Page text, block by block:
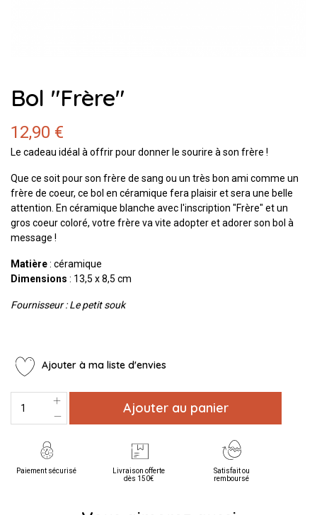
Bol "Frère"
12,90 €
Le cadeau idéal à offrir pour donner le sourire à son frère !
Que ce soit pour son frère de sang ou un très bon ami comme un
frère de coeur, ce bol en céramique fera plaisir et sera une belle
attention. En céramique blanche avec l'inscription "Frère" et un
gros coeur coloré, votre frère va vite adopter et adorer son bol à
message !
Matière: céramique
Dimensions : 13,5 x 8,5 cm
Fournisseur : Le petit souk
Ajouter à ma liste d'envies
Ajouter au panier
Paiement sécurisé
Livraison offerte
dès 150€
Satisfait ou
remboursé